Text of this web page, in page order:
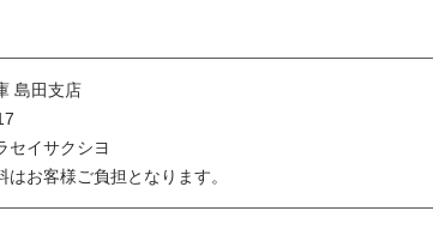
島田支店
セイサクシヨ
お客様ご負担となります。